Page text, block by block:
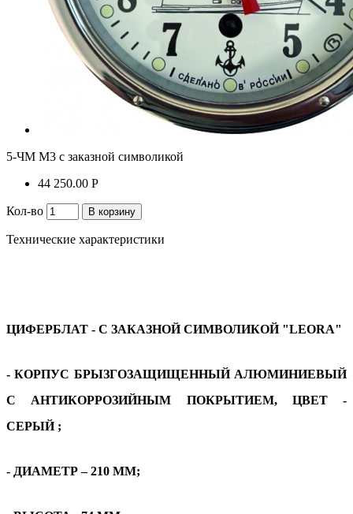
5-ЧМ М3 с заказной символикой
44 250.00 P
Кол-во В корзину
Технические характеристики
ЦИФЕРБЛАТ - С ЗАКАЗНОЙ СИМВОЛИКОЙ "LEORA"
- КОРПУС БРЫЗГОЗАЩИЩЕННЫЙ АЛЮМИНИЕВЫЙ
С АНТИКОРРОЗИЙНЫМ ПОКРЫТИЕМ, ЦВЕТ -
СЕРЫЙ ;
- ДИАМЕТР – 210 ММ;